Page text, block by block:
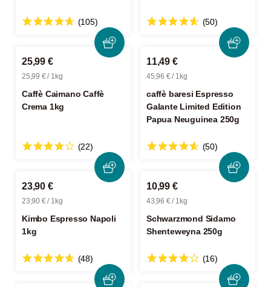
(105) (50)
25,99 €
25,99 € / 1kg
Caffè Caimano Caffè
Crema 1kg
(22)
11,49 €
45,96 € / 1kg
caffè baresi Espresso
Galante Limited Edition
Papua Neuguinea 250g
(50)
23,90 €
23,90 € / 1kg
Kimbo Espresso Napoli
1kg
(48)
10,99 €
43,96 € / 1kg
Schwarzmond Sidamo
Shenteweyna 250g
(16)